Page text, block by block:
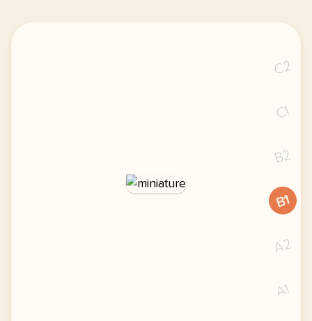
C2
C1
B2
B1
A2
A1